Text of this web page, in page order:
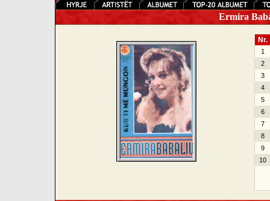
Ermira
Nr.
1
2
3
4
5
6
7
8
9
10